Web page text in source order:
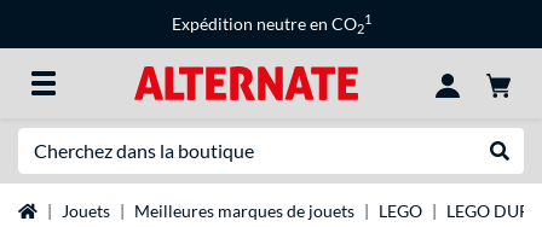
Expédition neutre en CO2
1
Page d'accueil
Jouets Meilleures marques de jouets LEGO LEGO